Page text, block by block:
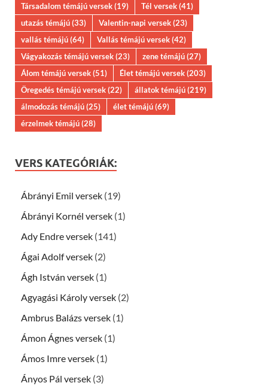
Társadalom témájú versek(19) Tél versek(41)
utazás témájú(33) Valentin-napi versek(23)
vallás témájú(64) Vallás témájú versek(42)
Vágyakozás témájú versek(23) zene témájú(27)
Álom témájú versek(51) Élet témájú versek(203)
Öregedés témájú versek(22) állatok témájú(219)
álmodozás témájú(25) élet témájú(69)
érzelmek témájú(28)
VERS KATEGÓRIÁK:
Ábrányi Emil versek (19)
Ábrányi Kornél versek (1)
Ady Endre versek (141)
Ágai Adolf versek (2)
Ágh István versek (1)
Agyagási Károly versek (2)
Ambrus Balázs versek (1)
Ámon Ágnes versek (1)
Ámos Imre versek (1)
Ányos Pál versek (3)